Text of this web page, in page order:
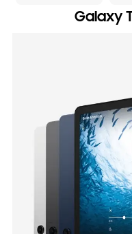
Galaxy